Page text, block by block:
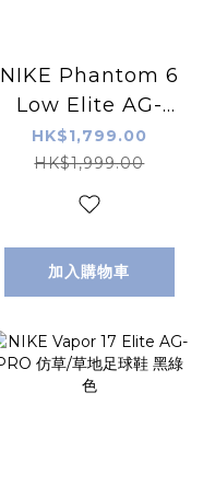
NIKE Phantom 6
Low Elite AG-
PRO 黑綠色 草地/
仿草足球鞋
HK$1,799.00
HK$1,999.00
加入購物車